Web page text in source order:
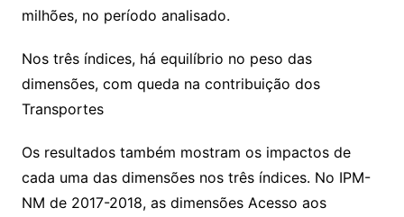
milhões, no período analisado.
Nos três índices, há equilíbrio no peso das
dimensões, com queda na contribuição dos
Transportes
Os resultados também mostram os impactos de
cada uma das dimensões nos três índices. No IPM-
NM de 2017-2018, as dimensões Acesso aos